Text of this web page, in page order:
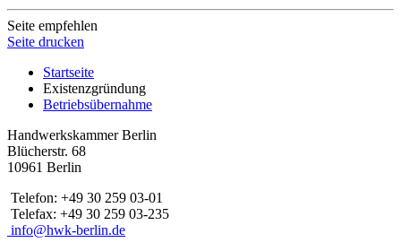
Seite empfehlen
Seite drucken
Startseite
Existenzgründung
Betriebsübernahme
Handwerkskammer Berlin
Blücherstr. 68
10961 Berlin
Telefon: +49 30 259 03-01
Telefax: +49 30 259 03-235
info@hwk-berlin.de